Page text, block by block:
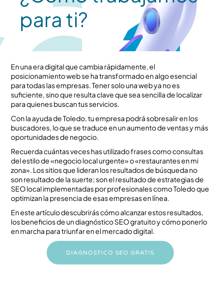
para ti?
En una era digital que cambia rápidamente, el
posicionamiento web se ha transformado en algo esencial
para todas las empresas. Tener solo una web ya no es
suficiente, sino que resulta clave que sea sencilla de localizar
para quienes buscan tus servicios.
Con la ayuda de Toledo, tu empresa podrá sobresalir en los
buscadores, lo que se traduce en un aumento de ventas y más
oportunidades de negocio.
Recuerda cuántas veces has utilizado frases como consultas
del estilo de «negocio local urgente» o «restaurantes en mi
zona». Los sitios que lideran los resultados de búsqueda no
son resultado de la suerte; son el resultado de estrategias de
SEO local implementadas por profesionales como Toledo que
optimizan la presencia de esas empresas en línea.
En este artículo descubrirás cómo alcanzar estos resultados,
los beneficios de un diagnóstico SEO gratuito y cómo ponerlo
en marcha para triunfar en el mercado digital.
DIAGNOSTICO SEO GRATIS